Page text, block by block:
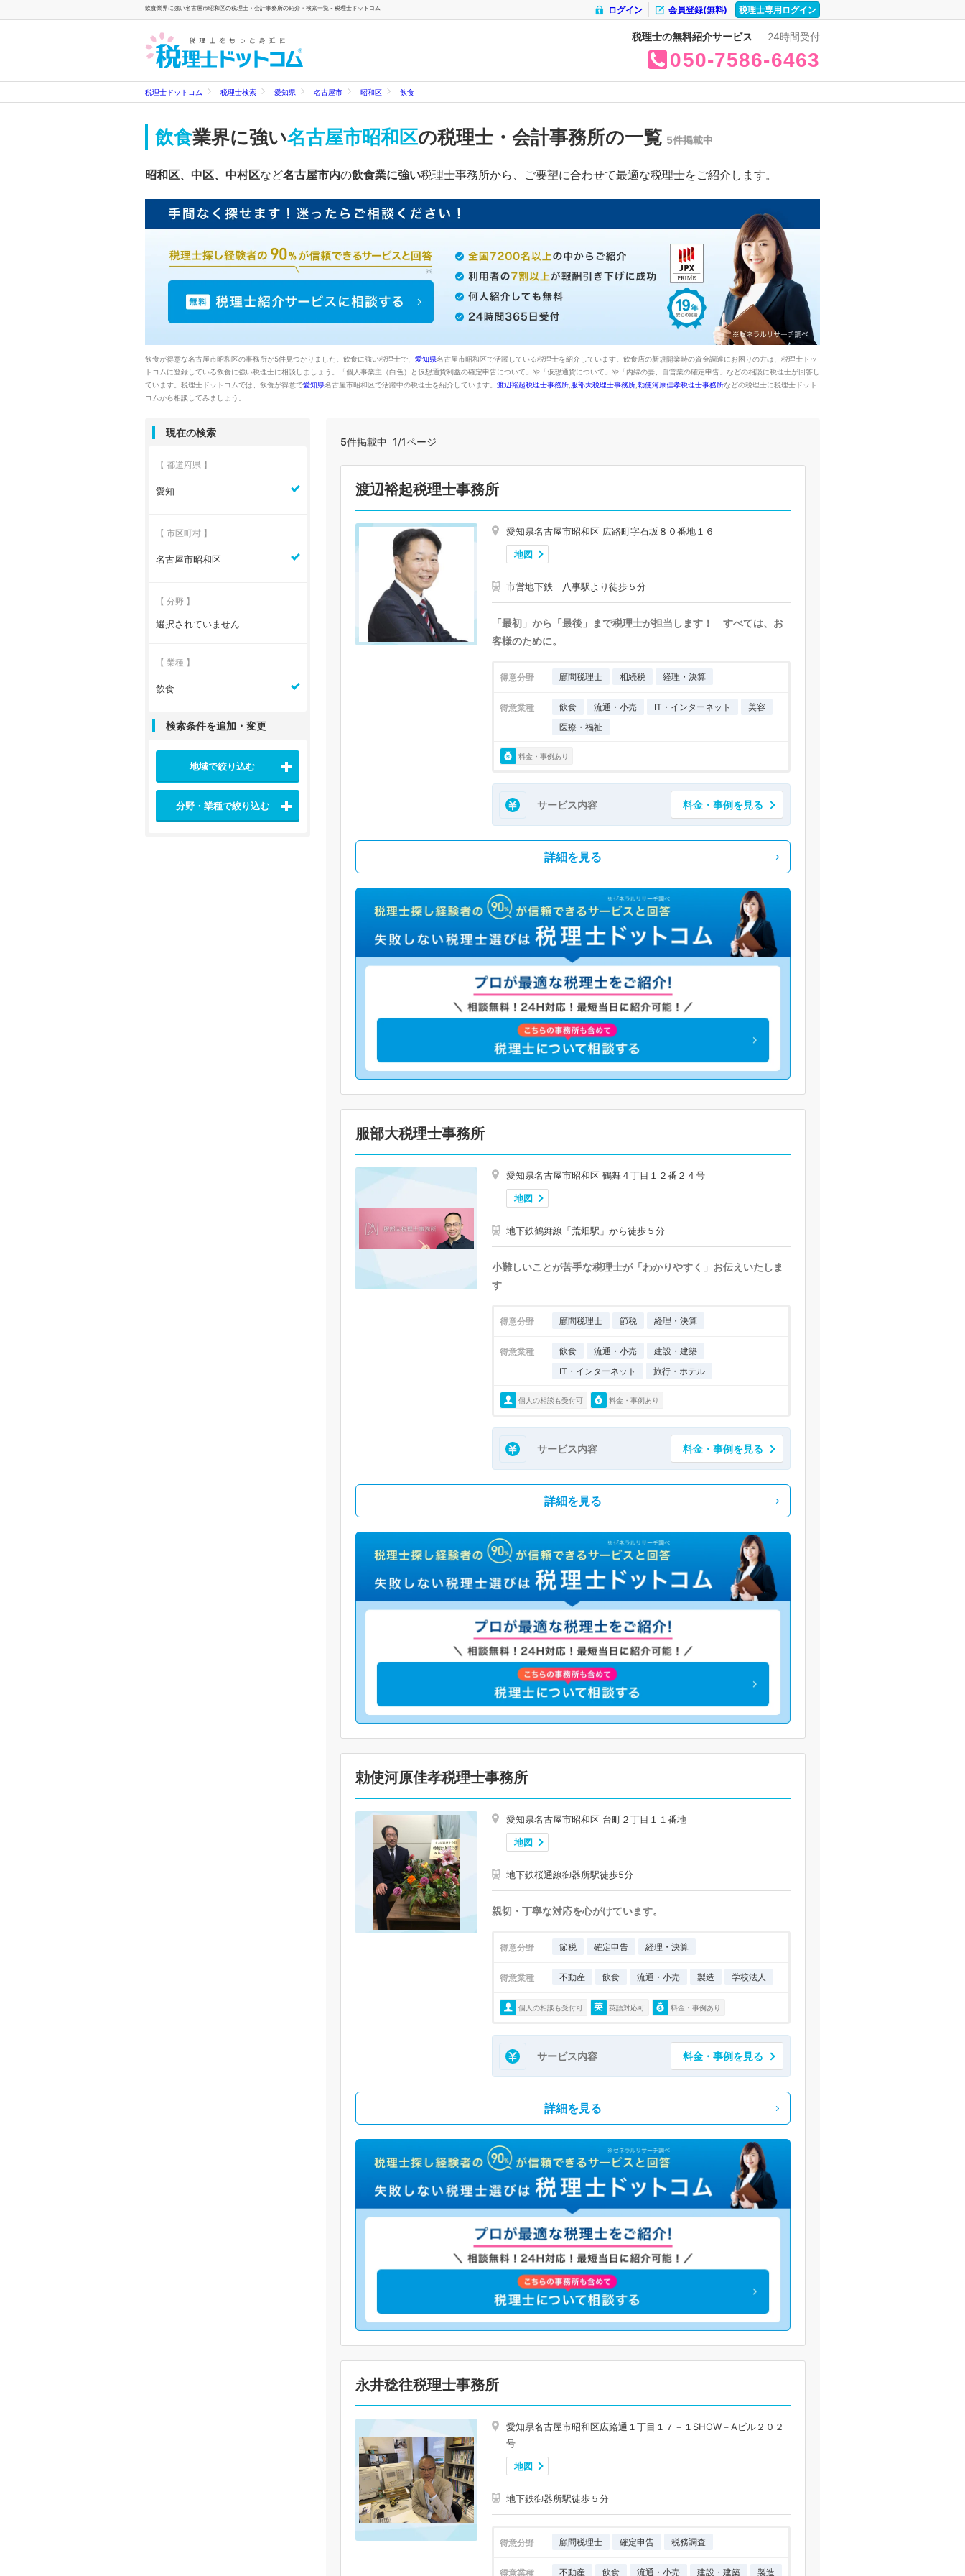
飲食業界に強い名古屋市昭和区の税理士・会計事務所の紹介・検索一覧 - 税理士ドットコム 税理士専用ログイン
会員登録(無料)
ログイン
税理士の無料紹介サービス 24時間受付
050 7586 6463
税理士ドットコム 税理士検索 愛知県 名古屋市 昭和区 飲食
飲食業界に強い名古屋市昭和区の税理士・会計事務所の一覧 5件掲載中
昭和区、中区、中村区など名古屋市内の飲食業に強い税理士事務所から、ご要望に合わせて最適な税理士をご紹介します。
飲食が得意な名古屋市昭和区の事務所が5件見つかりました。飲食に強い税理士で、 愛知県名古屋市昭和区で活躍している税理士を紹介しています。飲食店の新規開業時の資金調達にお困りの方は、税理士ドッ
トコムに登録している飲食に強い税理士に相談しましょう。「個人事業主（白色）と仮想通貨利益の確定申告について」や「仮想通貨について」や「内縁の妻、自営業の確定申告」などの相談に税理士が回答し
ています。税理士ドットコムでは、飲食が得意で愛知県名古屋市昭和区で活躍中の税理士を紹介しています。 渡辺裕起税理士事務所 服部大税理士事務所 勅使河原佳孝税理士事務所などの税理士に税理士ドット
コムから相談してみましょう。
5件掲載中 1/1ページ
渡辺裕起税理士事務所
愛知県名古屋市昭和区 広路町字石坂８０番地１６
地図
市営地下鉄 八事駅より徒歩５分
「最初」から「最後」まで税理士が担当します！ すべては、お
客様のために。
得意分野 顧問税理士 相続税 経理・決算
得意業種 飲食 流通・小売 IT・インターネット
美容
医療・福祉
料金・事例あり
サービス内容 料金・事例を見る
詳細を見る
服部大税理士事務所
愛知県名古屋市昭和区 鶴舞４丁目１２番２４号
地図
地下鉄鶴舞線「荒畑駅」から徒歩５分
小難しいことが苦手な税理士が「わかりやすく」お伝えいたしま
す
得意分野 顧問税理士 節税 経理・決算
得意業種 飲食 流通・小売
建設・建築
IT・インターネット
旅行・ホテル
個人の相談も受付可 料金・事例あり
サービス内容 料金・事例を見る
詳細を見る
勅使河原佳孝税理士事務所
愛知県名古屋市昭和区 台町２丁目１１番地
地図
地下鉄桜通線御器所駅徒歩5分
親切・丁寧な対応を心がけています。
得意分野 節税 確定申告 経理・決算
得意業種 不動産 飲食 流通・小売 製造 学校法人
個人の相談も受付可 英語対応可 料金・事例あり
サービス内容 料金・事例を見る
詳細を見る
永井稔往税理士事務所
愛知県名古屋市昭和区広路通１丁目１７－１SHOW－Aビル２０２
号
地図
地下鉄御器所駅徒歩５分
得意分野 顧問税理士 確定申告 税務調査
得意業種 不動産 飲食 流通・小売 建設・建築 製造
現在の検索
【 都道府県 】
愛知
【 市区町村 】
名古屋市昭和区
【 分野 】
選択されていません
【 業種 】
飲食
検索条件を追加・変更
地域で絞り込む
分野・業種で絞り込む